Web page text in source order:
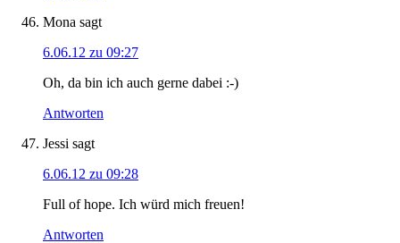
Mona sagt
6.06.12 zu 09:27
Oh, da bin ich auch gerne dabei :-)
Antworten
Jessi sagt
6.06.12 zu 09:28
Full of hope. Ich würd mich freuen!
Antworten